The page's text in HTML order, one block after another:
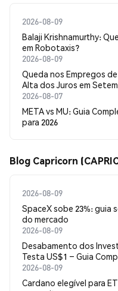
2026-08-09
Balaji Krishnamurthy:
em Robotaxis?
2026-08-09
Queda nos Empregos
Alta dos Juros em
2026-08-07
META vs MU: Guia
para 2026
Blog Capricorn
2026-08-09
SpaceX sobe 23%: guia
do mercado
2026-08-09
Desabamento dos
Testa US$1 – Guia
2026-08-09
Cardano elegível para